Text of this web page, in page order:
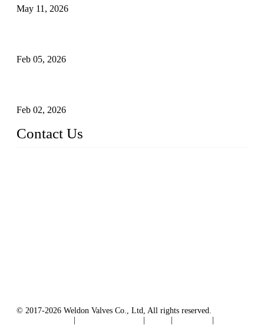
May 11, 2026
Feb 05, 2026
Feb 02, 2026
Contact Us
© 2017-2026 Weldon Valves Co., Ltd, All rights reserved.